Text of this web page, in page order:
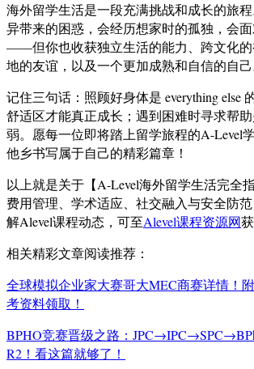
海外留学生活是一段充满挑战和成长的旅
异带来的困惑，会经历想家时的孤独，会
——但你也收获独立生活的能力、跨文化的
地的友谊，以及一个更加成熟和自信的自己
记住三句话：照顾好身体是 everything else
舒适区才能真正成长；遇到困难时寻求帮
弱。愿每一位即将踏上留学旅程的A-Level
他乡书写属于自己的精彩篇章！
以上就是关于【A-Level海外留学生活完全
费用管理、学术适应、社交融入与安全防
解Alevel课程动态，可至Alevel课程资源网
相关精彩文章阅读推荐：
全球模拟企业家大赛哥大MEC商赛详情！
考资料领取！
BPHO竞赛晋级之路：
R2！看这篇就够了！